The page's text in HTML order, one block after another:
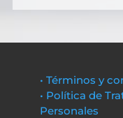
• Términos y
• Política de
Personales